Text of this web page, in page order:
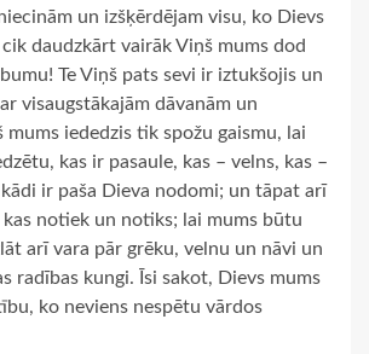
un izšķērdējam visu, ko Dievs
daudzkārt vairāk Viņš mums dod
Te Viņš pats sevi ir iztukšojis un
visaugstākajām dāvanām un
mums iededzis tik spožu gaismu, lai
kas ir pasaule, kas – velns, kas –
ir paša Dieva nodomi; un tāpat arī
kas notiek un notiks; lai mums būtu
arī vara pār grēku, velnu un nāvi un
radības kungi. Īsi sakot, Dievs mums
ko neviens nespētu vārdos